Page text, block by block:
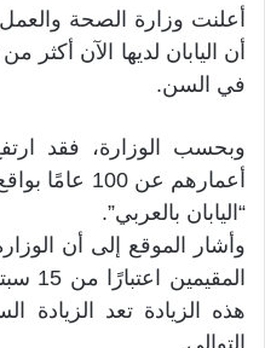
أعلنت وزارة الصحة والعمل
في السن.
وبحسب الوزارة، فقد
“اليابان بالعربي”.
وأشار الموقع إلى أن
هذه الزيادة تعد الزيادة